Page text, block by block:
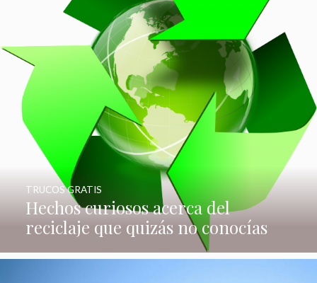
Hechos curiosos acerca del
reciclaje que quizás no conocías
TRUCOS GRATIS